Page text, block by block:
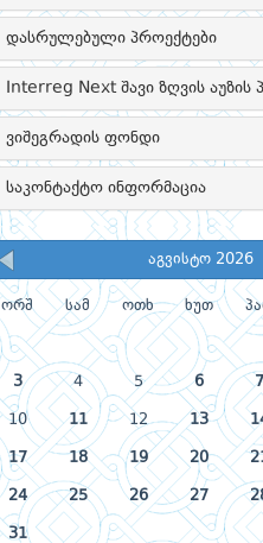
დასრულებული პროექტები
Interreg Next შავი ზღვის აუზის
ვიშეგრადის ფონდი
საკონტაქტო ინფორმაცია
აგვისტო 2026
ორშ სამ ოთხ ხუთ
3 4 5 6 7
10 11 12 13
17 18 19 20
24 25 26 27
31